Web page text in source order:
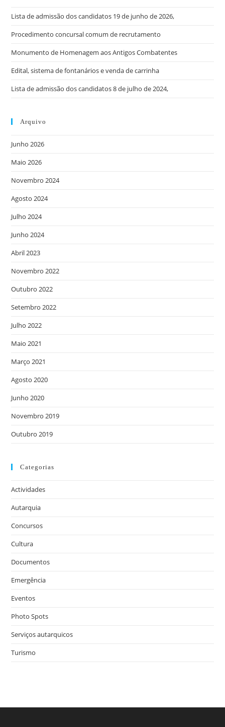
Lista de admissão dos candidatos 19 de junho de 2026,
Procedimento concursal comum de recrutamento
Monumento de Homenagem aos Antigos Combatentes
Edital, sistema de fontanários e venda de carrinha
Lista de admissão dos candidatos 8 de julho de 2024,
Arquivo
Junho 2026
Maio 2026
Novembro 2024
Agosto 2024
Julho 2024
Junho 2024
Abril 2023
Novembro 2022
Outubro 2022
Setembro 2022
Julho 2022
Maio 2021
Março 2021
Agosto 2020
Junho 2020
Novembro 2019
Outubro 2019
Categorias
Actividades
Autarquia
Concursos
Cultura
Documentos
Emergência
Eventos
Photo Spots
Serviços autarquicos
Turismo